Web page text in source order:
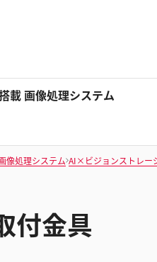
載 画像処理システム
像処理システム AI×ビジョンストレー
付金具